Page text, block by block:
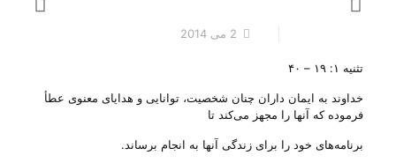
2 می 2014
تثنیه ۱: ۱۹ – ۴۰
خداوند به ایمان داران چنان شخصیت، توانایی و هدایای معنوی عطأ
فرموده که آنها را مجهز می‌‌کند تا
برنامه‌های خود را برای زندگی‌ آنها به انجام برساند.